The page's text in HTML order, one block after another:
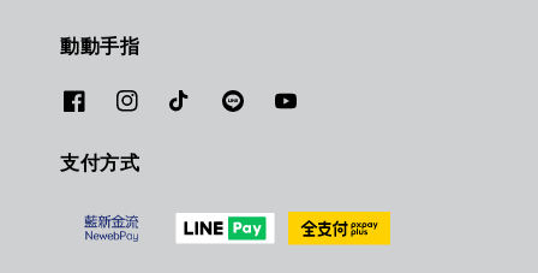
動動手指
支付方式